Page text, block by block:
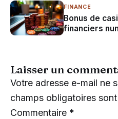
FINANCE
Bonus de
financiers
Laisser un
Votre adresse e-mail ne
champs obligatoires
Commentaire *